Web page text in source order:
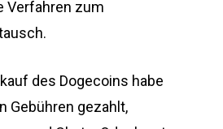
Verfahren zum
des Dogecoins habe
Gebühren gezahlt,